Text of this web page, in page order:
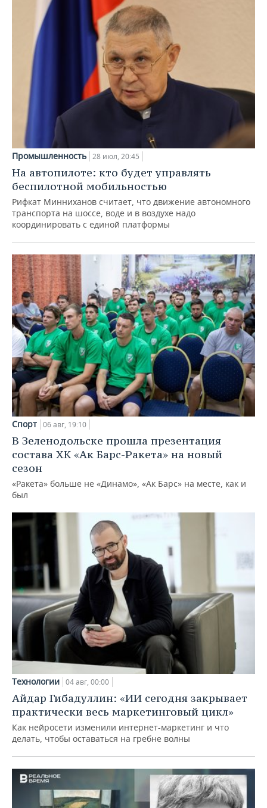
Промышленность 28 июл, 20:45
На автопилоте: кто будет управлять
беспилотной мобильностью
Рифкат Минниханов считает, что движение автономного
транспорта на шоссе, воде и в воздухе надо
координировать с единой платформы
Спорт 06 авг, 19:10
В Зеленодольске прошла презентация
состава ХК «Ак Барс-Ракета» на новый
сезон
«Ракета» больше не «Динамо», «Ак Барс» на месте, как и
был
Технологии 04 авг, 00:00
Айдар Гибадуллин: «ИИ сегодня закрывает
практически весь маркетинговый цикл»
Как нейросети изменили интернет-маркетинг и что
делать, чтобы оставаться на гребне волны